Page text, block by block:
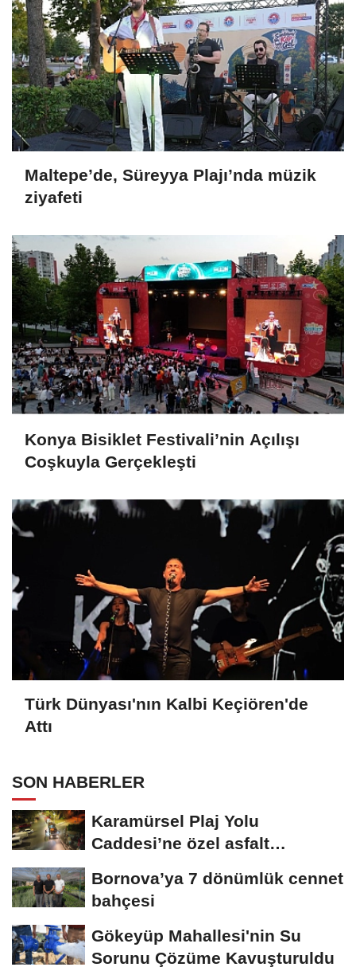
Maltepe’de, Süreyya Plajı’nda müzik
ziyafeti
Konya Bisiklet Festivali’nin Açılışı
Coşkuyla Gerçekleşti
Türk Dünyası'nın Kalbi Keçiören'de
Attı
SON HABERLER
Karamürsel Plaj Yolu
Caddesi’ne özel asfalt
Bornova’ya 7 dönümlük cennet
bahçesi
Gökeyüp Mahallesi'nin Su
Sorunu Çözüme Kavuşturuldu